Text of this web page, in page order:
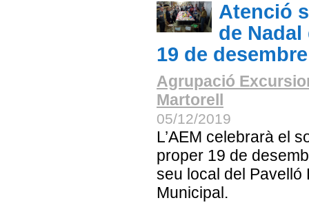
Atenció
de
19 de desembre
Agrupació
Martorell
05/12/2019
L’AEM celebrarà el
proper 19 de
seu local del Pavelló
Municipal.